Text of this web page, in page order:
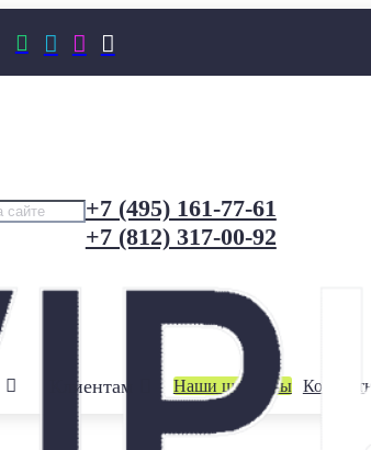
   
+7 (495) 161-77-61
+7 (812) 317-00-92
Клиентам Наши шоурумы Контакты